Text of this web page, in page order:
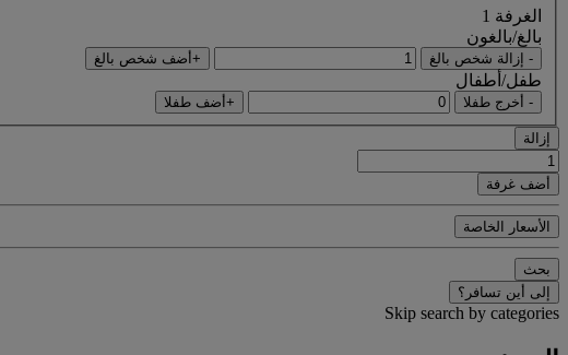
الغرفة 1
بالغ/بالغون
- إزالة شخص بالغ +أضف شخص بالغ
طفل/أطفال
- أخرج طفلا +أضف طفلا
إزالة
أضف غرفة
الأسعار الخاصة
بحث
إلى أين تسافر؟
Skip search by categories